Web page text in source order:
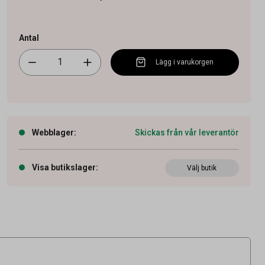
Antal
Lägg i varukorgen
Webblager: Skickas från vår leverantör
Visa butikslager: Välj butik